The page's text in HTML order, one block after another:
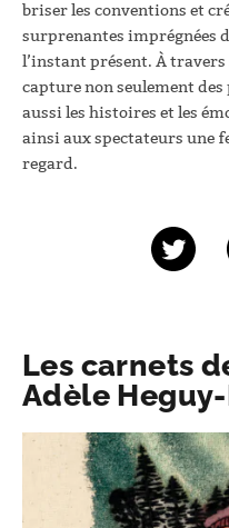
briser les conventions et
surprenantes imprégnées
l’instant présent. À travers
capture non seulement
aussi les histoires et les
ainsi aux spectateurs une
regard.
Les carnets
Adèle